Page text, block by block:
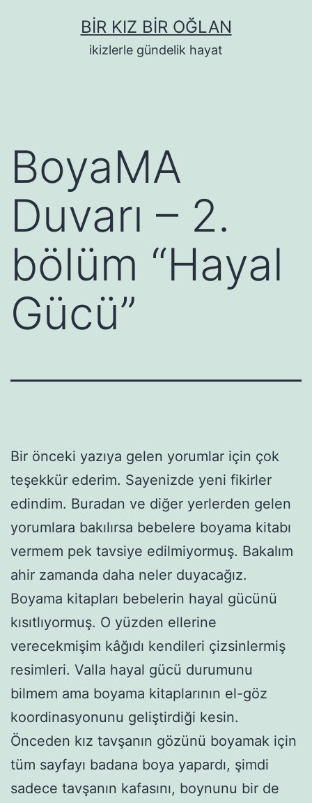
BIR KIZ BIR OĞLAN
ikizlerle gündelik hayat
BoyaMA
Duvarı – 2.
bölüm “Hayal
Gücü”
Bir önceki yazıya gelen yorumlar için çok
teşekkür ederim. Sayenizde yeni fikirler
edindim. Buradan ve diğer yerlerden gelen
yorumlara bakılırsa bebelere boyama kitabı
vermem pek tavsiye edilmiyormuş. Bakalım
ahir zamanda daha neler duyacağız.
Boyama kitapları bebelerin hayal gücünü
kısıtlıyormuş. O yüzden ellerine
verecekmişim kâğıdı kendileri çizsinlermiş
resimleri. Valla hayal gücü durumunu
bilmem ama boyama kitaplarının el-göz
koordinasyonunu geliştirdiği kesin.
Önceden kız tavşanın gözünü boyamak için
tüm sayfayı badana boya yapardı, şimdi
sadece tavşanın kafasını, boynunu bir de